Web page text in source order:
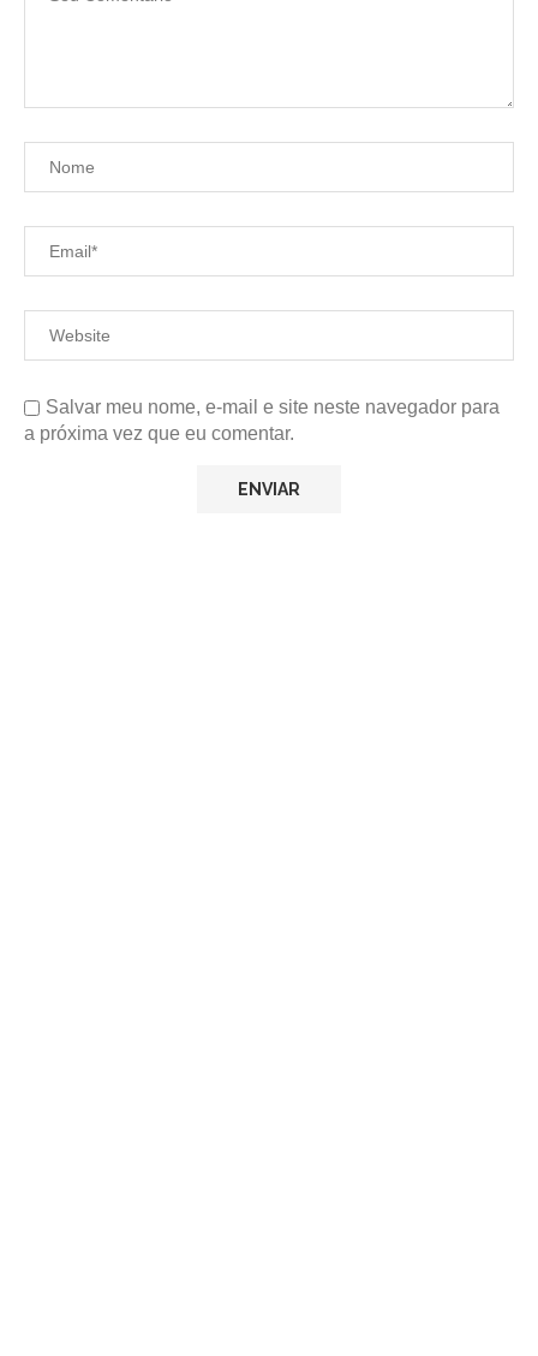
Salvar meu nome, e-mail e site neste navegador para
a próxima vez que eu comentar.